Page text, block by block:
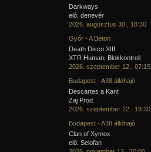
Darkways
elő: denevér
2026. augusztus 30., 18:30
Győr - A Beton
Death Disco XIII
XTR Human, Blokkontroll
2026. szeptember 12., 07:15
Budapest - A38 állóhajó
Descartes a Kant
Zaj Prod.
2026. szeptember 22., 18:30
Budapest - A38 állóhajó
Clan of Xymox
elő: Selofan